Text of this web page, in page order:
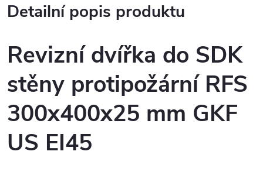
Detailní popis produktu
Revizní dvířka do SDK
stěny protipožární RFS
300x400x25 mm GKF
US EI45